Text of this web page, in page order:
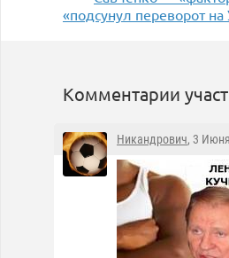
«подсунул переворот на
Комментарии
Никандрович, 3